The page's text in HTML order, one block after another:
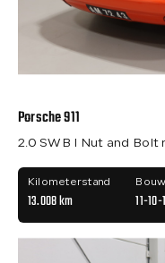
Porsche 911
2.0 SWB I Nut and Bolt
Kilometerstand
13.008 km 11-